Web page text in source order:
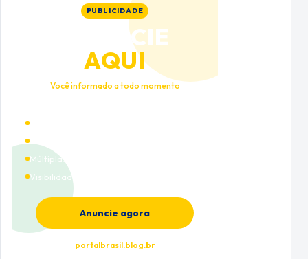
PUBLICIDADE
ANUNCIE
AQUI
Você informado a todo momento
Múltiplas categorias
Visibilidade premium
Anuncie agora
portalbrasil.blog.br